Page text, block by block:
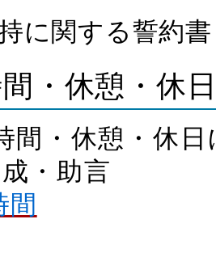
に関する誓約
・休憩・休
・休憩・休日
・助言
間